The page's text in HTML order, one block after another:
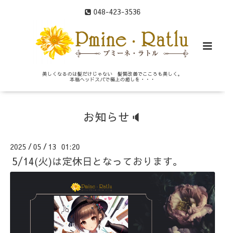
048-423-3536
美しくなるのは髪だけじゃない 髪質改善でこころも美しく。
本格ヘッドスパで極上の癒しを・・・
お知らせ🔈
2025 /05 / 13 01:20
5/14(火)は定休日となっております。